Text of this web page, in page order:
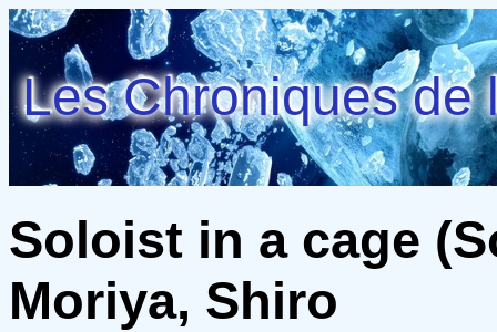
Les Chroniques de
Soloist in a cage
Moriya, Shiro